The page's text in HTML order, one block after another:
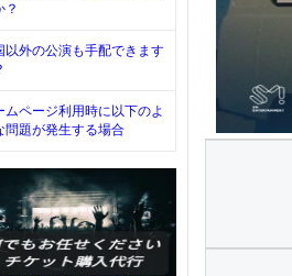
？
以外の公演も手配できます
ムページ利用時に以下のよ
問題が発生する場合